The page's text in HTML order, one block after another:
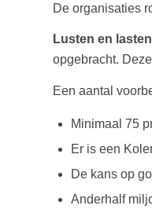
De organisaties
Lusten en
opgebracht.
Een aantal
Minimaal 75
Er is een
De kans op
Anderhalf